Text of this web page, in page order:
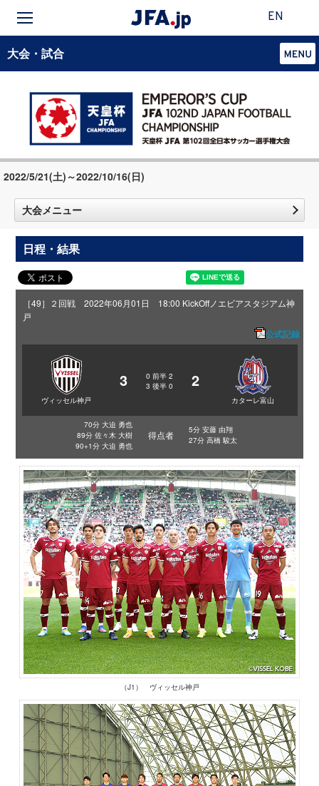
EN
大会・試合
2022/5/21(土)～2022/10/16(日)
大会メニュー
日程・結果
［49］２回戦 2022年06月01日 18:00 KickOffノエビアスタジアム神
戸
公式記録
ヴィッセル神戸
3 0 前半 2
3 後半 0 2
カターレ富山
70分 大迫 勇也
89分 佐々木 大樹
90+1分 大迫 勇也
得点者
5分 安藤 由翔
27分 高橋 駿太
（J1） ヴィッセル神戸